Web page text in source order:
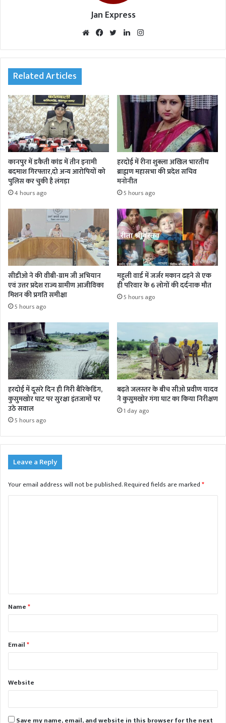
Jan Express
We
te
Fac
oo
Twi
r
Lin
In am
Related Articles
कानपुर में डकैती कांड में तीन इनामी
बदमाश गिरफ्तार,दो अन्य आरोपियों को
पुलिस कर चुकी है लंगड़ा
4 hours ago
हरदोई में रीना शुक्ला अखिल भारतीय
ब्राह्मण महासभा की प्रदेश सचिव
मनोनीत
5 hours ago
सीडीओ ने की वीबी-ग्राम जी अभियान
एवं उत्तर प्रदेश राज्य ग्रामीण आजीविका
मिशन की प्रगति समीक्षा
5 hours ago
महुली वार्ड में जर्जर मकान ढहने से एक
ही परिवार के 6 लोगों की दर्दनाक मौत
5 hours ago
हरदोई में दूसरे दिन ही गिरी बैरिकेडिंग,
कुसुमखोर घाट पर सुरक्षा इंतजामों पर
उठे सवाल
5 hours ago
बढ़ते जलस्तर के बीच सीओ प्रवीण यादव
ने कुसुमखोर गंगा घाट का किया निरीक्षण
1 day ago
Leave a Reply
Your email address will not be published.Required fields are marked*
t
*Name*
Email*
Website
Save my name, email, and website in this browser for the next